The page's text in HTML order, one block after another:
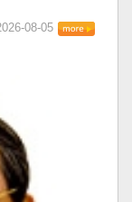
進行政治審
示，中國的
過跨國鎮
製造寒蟬效
；台灣不會
中國將壓迫
區。 不會坐
08-05